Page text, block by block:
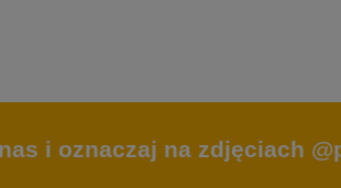
i oznaczaj na zdjęciach